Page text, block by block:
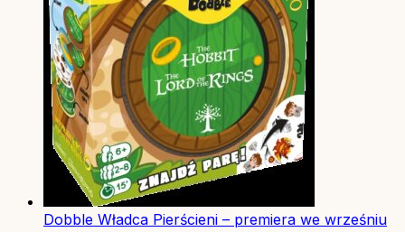
Dobble Władca Pierścieni – premiera we wrześniu